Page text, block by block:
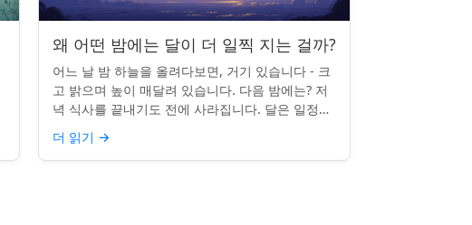
왜 어떤 밤에는 달이 더 일찍 지는 걸까?
어느 날 밤 하늘을 올려다보면, 거기 있습니다 - 크
고 밝으며 높이 매달려 있습니다. 다음 밤에는? 저
녁 식사를 끝내기도 전에 사라집니다. 달은 일정한
취침 시간을 지키지 않으며, 그럴 만한 좋은 이유가
있습니다. ...
더 읽기 →